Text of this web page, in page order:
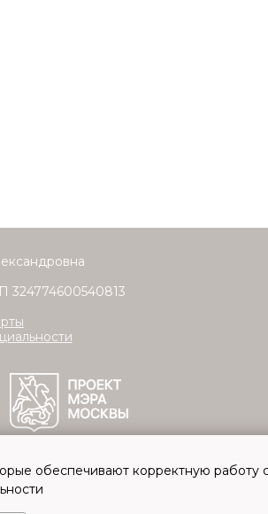
обеспечивают корректную работу